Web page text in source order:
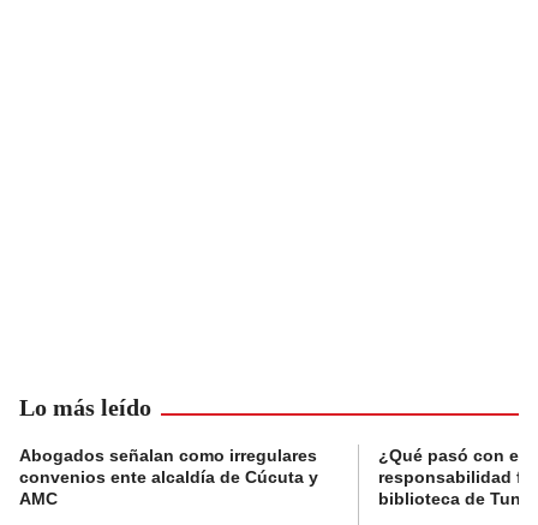
Lo más leído
Abogados señalan como irregulares
convenios ente alcaldía de Cúcuta y
AMC
¿Qué pasó con el
responsabilidad
biblioteca de